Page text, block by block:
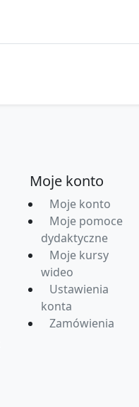
Moje konto
Moje konto
Moje pomoce
dydaktyczne
Moje kursy
wideo
Ustawienia
konta
Zamówienia